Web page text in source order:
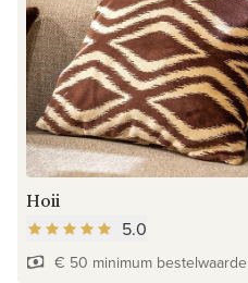
Hoii
5.0
€ 50 minimum bestelwaarde